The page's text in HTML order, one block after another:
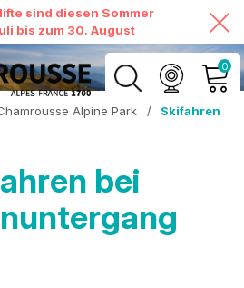
sind diesen Sommer
bis zum 30. August
0
MEIN KONTO
MEINEN WARENKORB
ANSEHEN
Alpine Park /
Skifahren
bei